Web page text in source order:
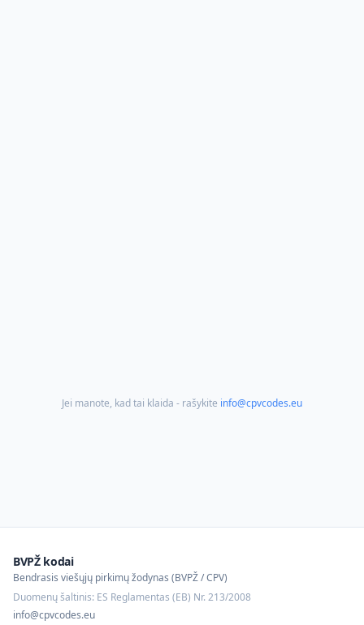
Jei manote, kad tai klaida - rašykite info@cpvcodes.eu
BVPŽ kodai
Bendrasis viešųjų pirkimų žodynas (BVPŽ / CPV)
Duomenų šaltinis: ES Reglamentas (EB) Nr. 213/2008
info@cpvcodes.eu